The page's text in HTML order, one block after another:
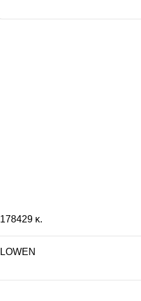
178429 κ.
LOWEN